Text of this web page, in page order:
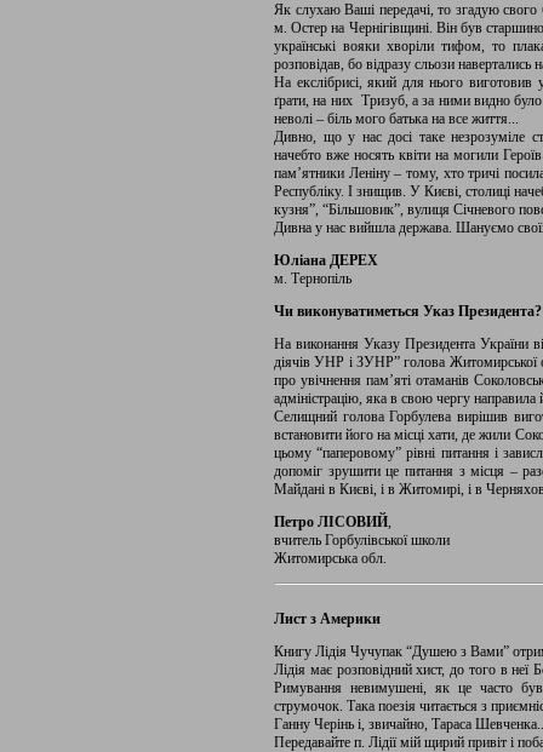
Як слухаю Ваші передачі, то згадую свого
м. Остер на Чернігівщині. Він був
українські вояки хворіли тифом, то
розповідав, бо відразу сльози навертались
На екслібрисі, який для нього
ґрати, на них Тризуб, а за ними видно
неволі – біль мого батька на все життя...
Дивно, що у нас досі таке незрозуміле
начебто вже носять квіти на могили
пам’ятники Леніну – тому, хто тричі
Республіку. І знищив. У Києві, столиці
кузня”, “Більшовик”, вулиця Січневого
Дивна у нас вийшла держава. Шануємо
Юліана ДЕРЕХ
м. Тернопіль
Чи виконуватиметься Указ Президента?
На виконання Указу Президента України
діячів УНР і ЗУНР” голова Житомирської
про увічнення пам’яті отаманів
адміністрацію, яка в свою чергу направила
Селищний голова Горбулева вирішив
встановити його на місці хати, де жили
цьому “паперовому” рівні питання і
допоміг зрушити це питання з місця –
Майдані в Києві, і в Житомирі, і в
Петро ЛІСОВИЙ,
вчитель Горбулівської школи
Житомирська обл.
Лист з Америки
Книгу Лідія Чучупак “Душею з Вами”
Лідія має розповідний хист, до того в
Римування невимушені, як це часто
струмочок. Така поезія читається з
Ганну Черінь і, звичайно, Тараса
Передавайте п. Лідії мій щирий привіт і